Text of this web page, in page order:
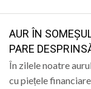
SANATATE
SPORT
SPECIAL
AUR ÎN
PARE
În zilele noatre
cu piețele